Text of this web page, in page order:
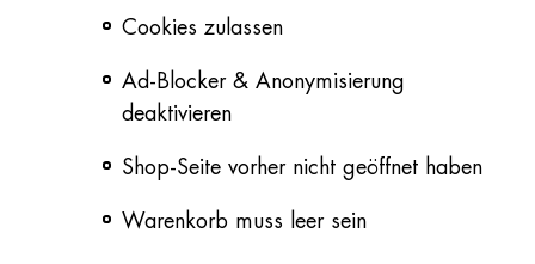
Cookies zulassen
Ad-Blocker & Anonymisierung
deaktivieren
Shop-Seite vorher nicht geöffnet haben
Warenkorb muss leer sein